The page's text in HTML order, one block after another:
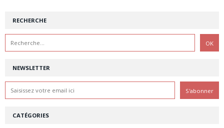
NEWSLETTER
RECHERCHE
CATÉGORIES